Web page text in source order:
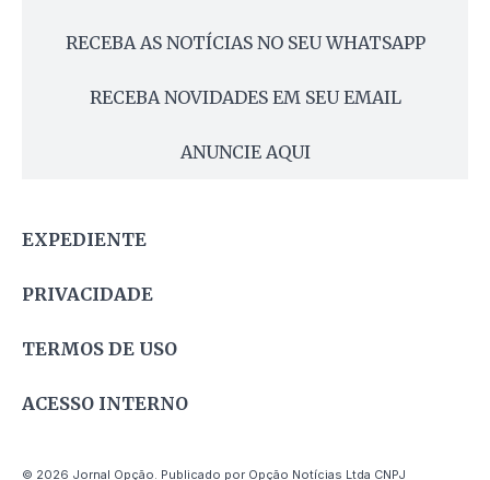
RECEBA AS NOTÍCIAS NO SEU WHATSAPP
RECEBA NOVIDADES EM SEU EMAIL
ANUNCIE AQUI
EXPEDIENTE
PRIVACIDADE
TERMOS DE USO
ACESSO INTERNO
© 2026 Jornal Opção. Publicado por Opção Notícias Ltda CNPJ